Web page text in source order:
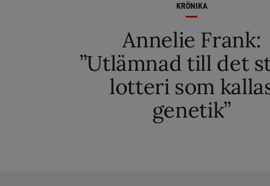
KRÖNIKA
Annelie Frank:
”Utlämnad till det
lotteri som
genetik”